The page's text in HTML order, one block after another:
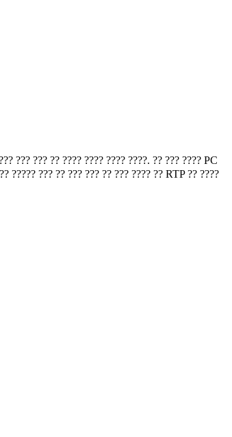
??? ??? ?? ???? ???? ???? ????. ?? ??? ???? PC
????? ??? ?? ??? ??? ?? ??? ???? ?? RTP ?? ????